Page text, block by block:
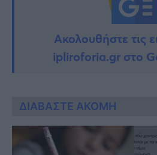
Ακολουθήστε τις
ipliroforia.gr στο
ΔΙΑΒΑΣΤΕ ΑΚΟΜΗ